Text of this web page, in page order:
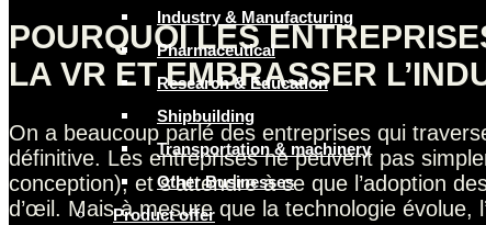
Industry & Manufacturing
Pharmaceutical
Research & Education
Shipbuilding
Transportation & machinery
Other Businesses
Product offer
POURQUOI LES
LA VR ET EMBRASSER
On a beaucoup parlé des entreprises qui
définitive. Les entreprises ne peuvent pas
conception), et s’attendre à ce que l’adoption
d’œil. Mais à mesure que la technologie évolue,